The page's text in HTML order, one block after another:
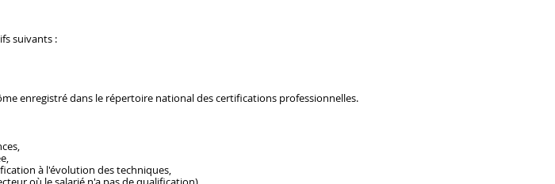
suivants :
enregistré dans le répertoire national des certifications professionnelles.
à l'évolution des techniques,